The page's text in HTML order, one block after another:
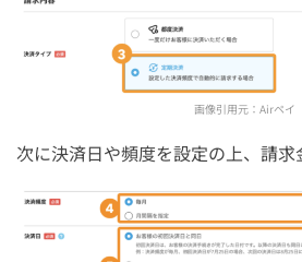
画像引用元： Airペイ
次に決済日や頻度を設定の上、請求